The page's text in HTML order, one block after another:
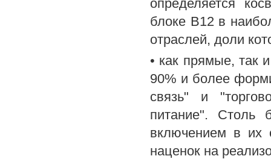
определяется
блоке В12 в
отраслей, доли
• как прямые, так
90% и более
связь" и
питание". Столь
включением в их
наценок на